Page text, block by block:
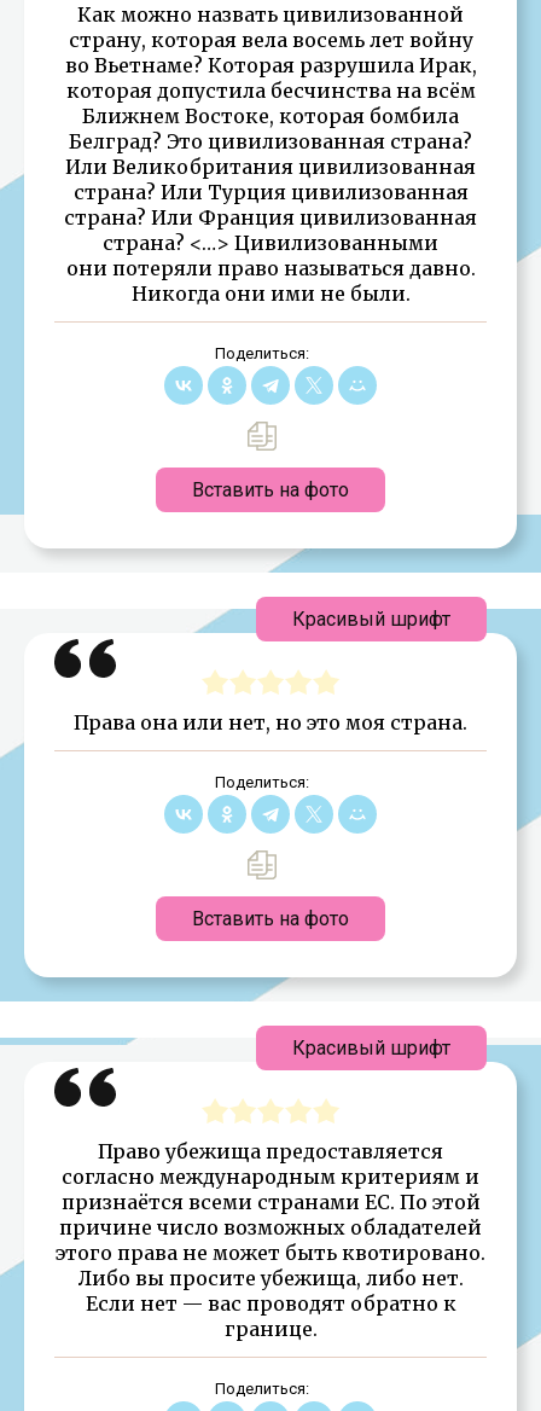
Как можно назвать цивилизованной
страну, которая вела восемь лет войну
во Вьетнаме? Которая разрушила Ирак,
которая допустила бесчинства на всём
Ближнем Востоке, которая бомбила
Белград? Это цивилизованная страна?
Или Великобритания цивилизованная
страна? Или Турция цивилизованная
страна? Или Франция цивилизованная
страна? <…> Цивилизованными
они потеряли право называться давно.
Никогда они ими не были.
Поделиться:
Вставить на фото
Права она или нет, но это моя страна.
Поделиться:
Вставить на фото
Красивый шрифт
Право убежища предоставляется
согласно международным критериям и
признаётся всеми странами ЕС. По этой
причине число возможных обладателей
этого права не может быть квотировано.
Либо вы просите убежища, либо нет.
Если нет — вас проводят обратно к
границе.
Поделиться:
Красивый шрифт